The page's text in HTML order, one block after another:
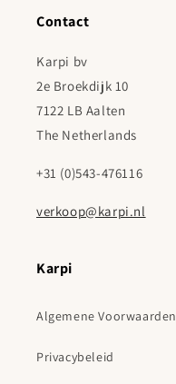
Contact
Karpi bv
2e Broekdijk 10
7122 LB Aalten
The Netherlands
+31 (0)543-476116
verkoop@karpi.nl
Karpi
Algemene Voorwaarden
Privacybeleid